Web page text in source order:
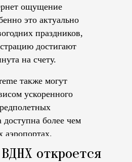
ощущение
это актуально
праздников,
достигают
на счету.
также могут
ускоренного
доступна более чем
аэропортах.
откроется